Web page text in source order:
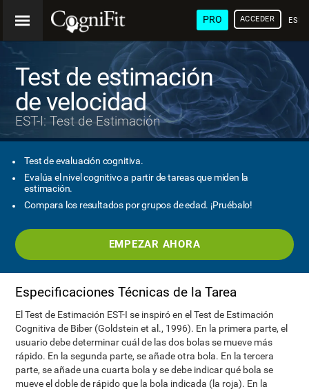
PRO ACCEDER
Test de estimación
de velocidad
EST-I: Test de Estimación
Test de evaluación cognitiva.
Evalúa el nivel cognitivo a partir de tareas que miden la
estimación.
Compara los resultados por grupos de edad. ¡Pruébalo!
EMPEZAR AHORA
Especificaciones Técnicas de la Tarea
El Test de Estimación EST-I se inspiró en el Test de Estimación
Cognitiva de Biber (Goldstein et al., 1996). En la primera parte, el
usuario debe determinar cuál de las dos bolas se mueve más
rápido. En la segunda parte, se añade otra bola. En la tercera
parte, se añade una cuarta bola y se debe indicar qué bola se
mueve el doble de rápido que la bola indicada (la roja). En la